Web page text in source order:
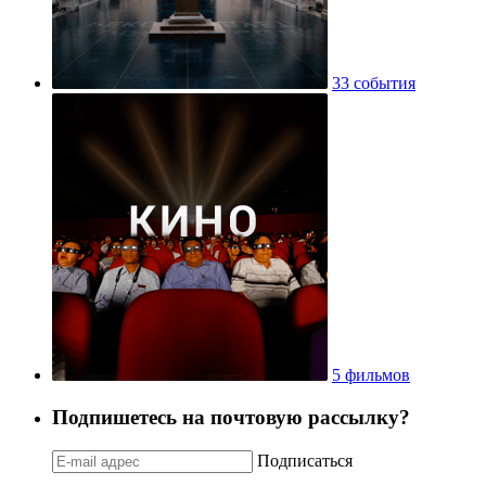
33 события
5 фильмов
Подпишетесь на почтовую рассылку?
Подписаться